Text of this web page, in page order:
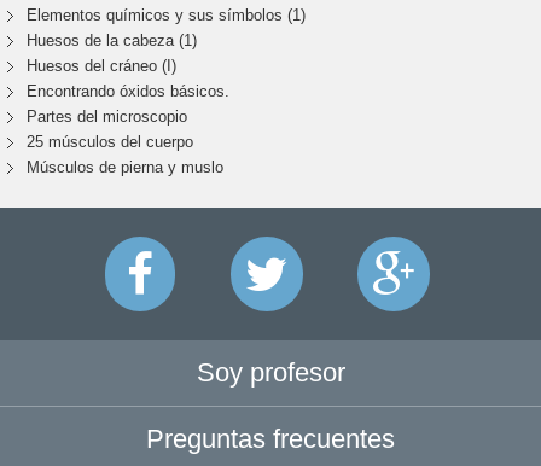
Elementos químicos y sus símbolos (1)
Huesos de la cabeza (1)
Huesos del cráneo (I)
Encontrando óxidos básicos.
Partes del microscopio
25 músculos del cuerpo
Músculos de pierna y muslo
Soy profesor
Preguntas frecuentes